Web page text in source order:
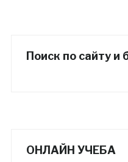
Поиск по сайту и
ОНЛАЙН УЧЕБА